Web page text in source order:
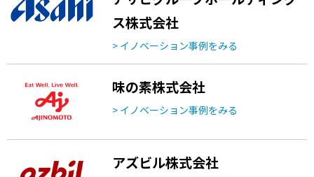
ス株式会社
> イノベーション事例をみる
味の素株式会社
> イノベーション事例をみる
アズビル株式会社